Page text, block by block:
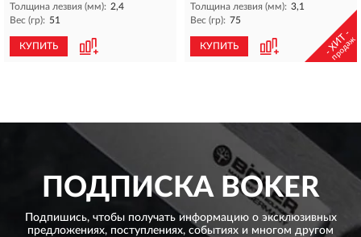
Толщина лезвия (мм): 2,4
Вес (гр): 51
КУПИТЬ
Толщина лезвия (мм): 3,1
Вес (гр): 75
КУПИТЬ - ХИТ -
продаж
ПОДПИСКА BOKER
Подпишись, чтобы получать информацию о эксклюзивных
предложениях, поступлениях, событиях и многом другом